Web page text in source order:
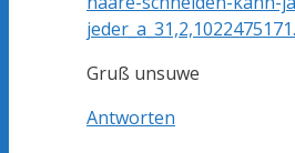
Gruß unsuwe
Antworten